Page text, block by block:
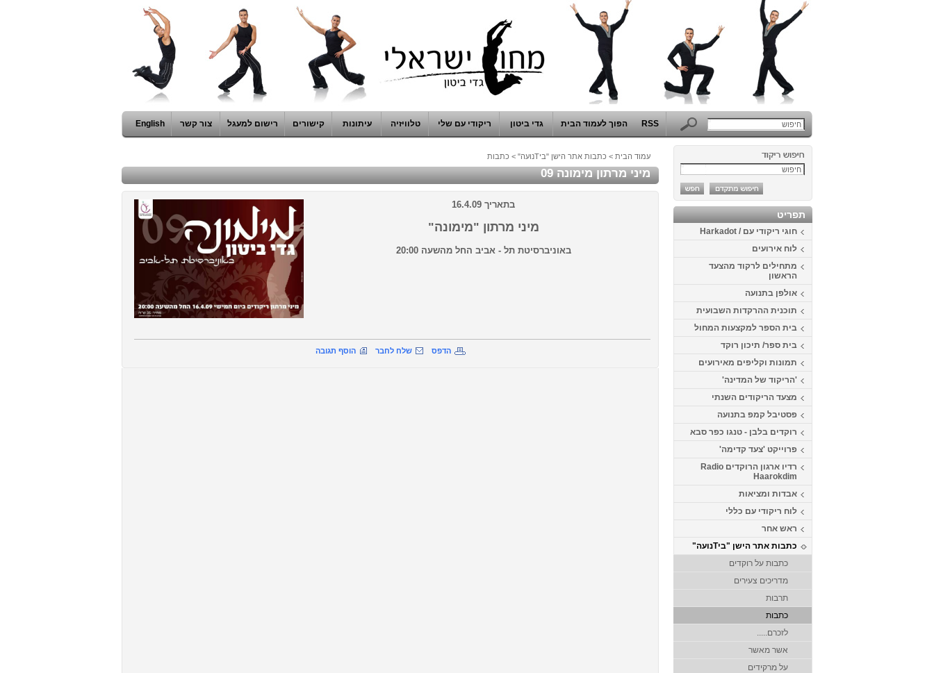
RSS הפוך לעמוד הבית גדי ביטון ריקודי עם שלי טלוויזיה עיתונות קישורים רישום למעגל צור קשר English
תפריט
חוגי ריקודי עם / Harkadot
לוח אירועים
מתחילים לרקוד מהצעד
הראשון
אולפן בתנועה
תוכנית ההרקדות השבועית
בית הספר למקצעות המחול
בית ספר/ תיכון רוקד
תמונות וקליפים מאירועים
'הריקוד של המדינה'
מצעד הריקודים השנתי
פסטיבל קמפ בתנועה
רוקדים בלבן - טנגו כפר סבא
פרוייקט 'צעד קדימה'
רדיו ארגון הרוקדים Radio
Haarokdim
אבדות ומציאות
לוח ריקודי עם כללי
ראש אחר
כתבות אתר הישן "ביTנועה"
כתבות על רוקדים
מדריכים צעירים
תרבות
כתבות
לזכרם.....
אשר מאשר
על מרקידים
עמוד הבית > כתבות אתר הישן "ביTנועה" > כתבות
מיני מרתון מימונה 09
בתאריך 16.4.09
מיני מרתון "מימונה"
באוניברסיטת תל - אביב החל מהשעה 20:00
הדפס שלח לחבר הוסף תגובה